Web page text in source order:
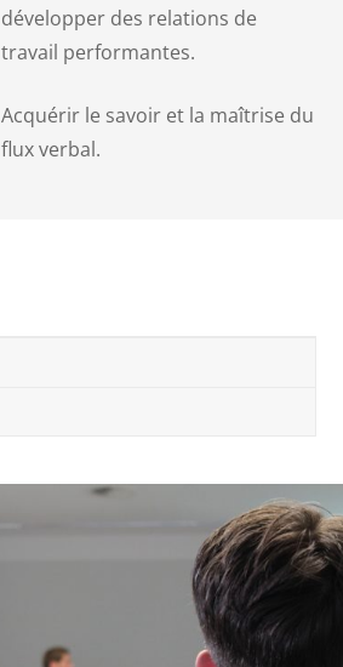
développer des relations de
travail performantes.
Acquérir le savoir et la maîtrise du
flux verbal.